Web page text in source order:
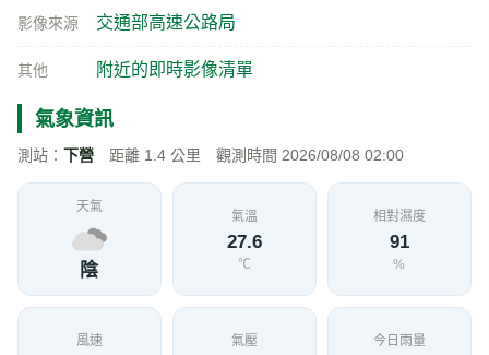
影像來源 交通部高速公路局
其他 附近的即時影像清單
氣象資訊
測站： 下營 距離 1.4 公里 觀測時間 2026/08/08 02:00
天氣
陰
氣溫
27.6
℃
相對濕度
91
%
風速 氣壓 今日雨量